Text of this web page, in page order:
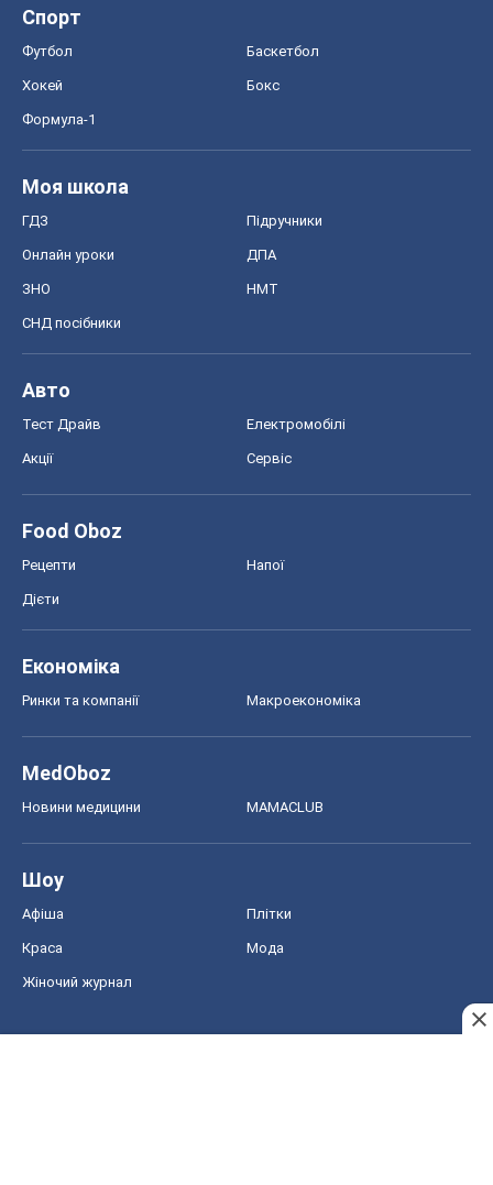
Спорт
Футбол Баскетбол
Хокей Бокс
Формула-1
Моя школа
ГДЗ Підручники
Онлайн уроки ДПА
ЗНО НМТ
СНД посібники
Авто
Тест Драйв Електромобілі
Акції Сервіс
Food Oboz
Рецепти Напої
Дієти
Економіка
Ринки та компанії Макроекономіка
MedOboz
Новини медицини MAMACLUB
Шоу
Афіша Плітки
Краса Мода
Жіночий журнал